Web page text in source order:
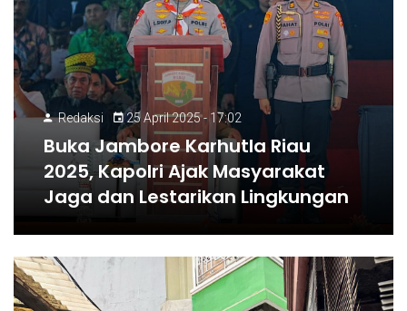
Redaksi 25 April 2025 - 17:02
Buka Jambore Karhutla Riau
2025, Kapolri Ajak Masyarakat
Jaga dan Lestarikan Lingkungan